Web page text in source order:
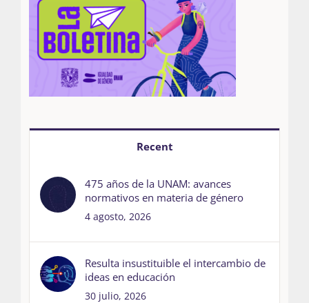
Recent
475 años de la UNAM: avances
normativos en materia de género
4 agosto, 2026
Resulta insustituible el intercambio de
ideas en educación
30 julio, 2026